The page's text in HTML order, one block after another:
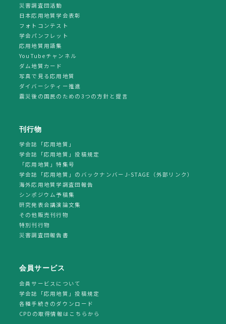
災害調査団活動
日本応用地質学会表彰
フォトコンテスト
学会パンフレット
応用地質用語集
YouTubeチャンネル
ダム地質カード
写真で見る応用地質
ダイバーシティー推進
震災後の国民のための3つの方針と提言
刊行物
学会誌「応用地質」
学会誌「応用地質」投稿規定
「応用地質」特集号
学会誌「応用地質」のバックナンバーJ-STAGE（外部リンク）
海外応用地質学調査団報告
シンポジウム予稿集
研究発表会講演論文集
その他販売刊行物
特別刊行物
災害調査団報告書
会員サービス
会員サービスについて
学会誌「応用地質」投稿規定
各種手続きのダウンロード
CPDの取得情報はこちらから